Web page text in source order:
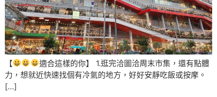
【
適合這樣的你】 1.逛完洽圖洽周末市集，還有點體
力，想就近快速找個有冷氣的地方，好好安靜吃飯或按摩。
[…]